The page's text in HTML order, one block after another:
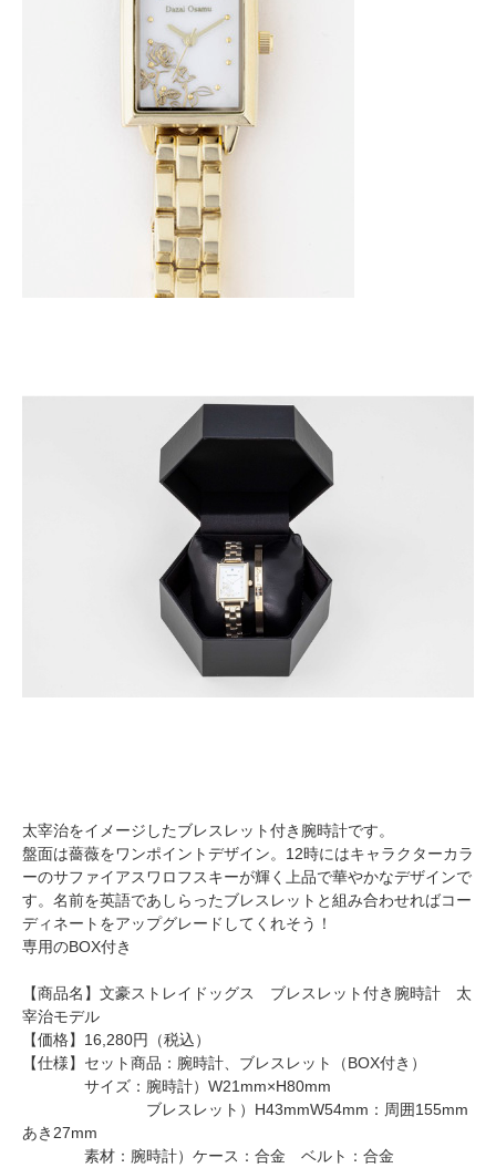
太宰治をイメージしたブレスレット付き腕時計です。
盤面は薔薇をワンポイントデザイン。12時にはキャラクターカラ
ーのサファイアスワロフスキーが輝く上品で華やかなデザインで
す。名前を英語であしらったブレスレットと組み合わせればコー
ディネートをアップグレードしてくれそう！
専用のBOX付き
【商品名】文豪ストレイドッグス ブレスレット付き腕時計 太
宰治モデル
【価格】16,280円（税込）
【仕様】セット商品：腕時計、ブレスレット（BOX付き）
サイズ：腕時計）W21mm×H80mm
ブレスレット）H43mmW54mm：周囲155mm
あき27mm
素材：腕時計）ケース：合金 ベルト：合金